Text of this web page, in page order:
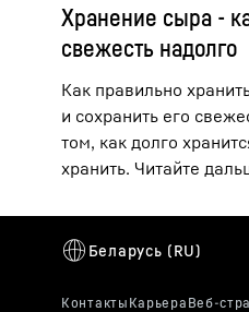
Хранение сыра -
свежесть надолго
Как правильно
и сохранить его
том, как долго
хранить. Читайте